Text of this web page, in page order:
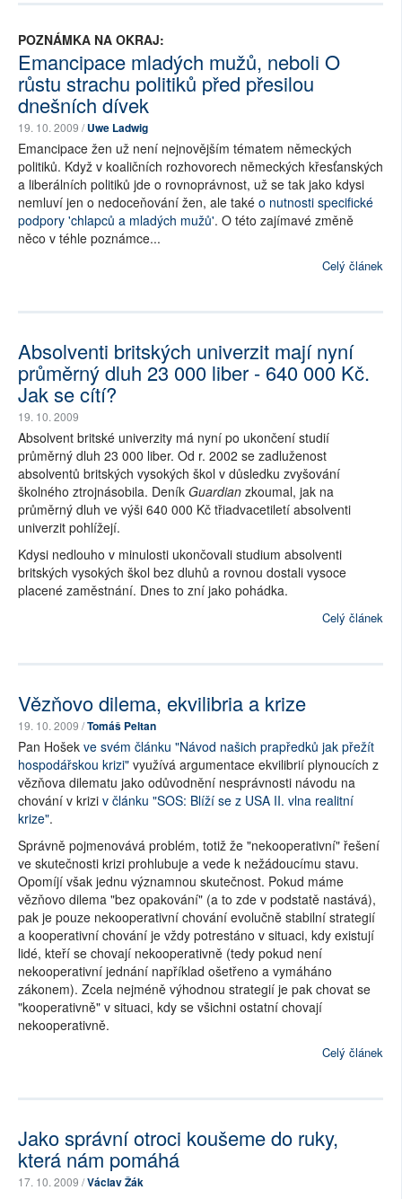
POZNÁMKA NA OKRAJ:
Emancipace mladých mužů, neboli O
růstu strachu politiků před přesilou
dnešních dívek
19. 10. 2009 /Uwe Ladwig
Emancipace žen už není nejnovějším tématem německých
politiků. Když v koaličních rozhovorech německých křesťanských
a liberálních politiků jde o rovnoprávnost, už se tak jako kdysi
nemluví jen o nedoceňování žen, ale také o nutnosti specifické
podpory 'chlapců a mladých mužů'. O této zajímavé změně
něco v téhle poznámce...
Celý článek
Absolventi britských univerzit mají nyní
průměrný dluh 23 000 liber - 640 000 Kč.
Jak se cítí?
19. 10. 2009
Absolvent britské univerzity má nyní po ukončení studií
průměrný dluh 23 000 liber. Od r. 2002 se zadluženost
absolventů britských vysokých škol v důsledku zvyšování
školného ztrojnásobila. Deník Guardian zkoumal, jak na
průměrný dluh ve výši 640 000 Kč třiadvacetiletí absolventi
univerzit pohlížejí.
Kdysi nedlouho v minulosti ukončovali studium absolventi
britských vysokých škol bez dluhů a rovnou dostali vysoce
placené zaměstnání. Dnes to zní jako pohádka.
Celý článek
Vězňovo dilema, ekvilibria a krize
19. 10. 2009 /Tomáš Peltan
Pan Hošek ve svém článku "Návod našich prapředků jak přežít
hospodářskou krizi" využívá argumentace ekvilibrií plynoucích z
vězňova dilematu jako odůvodnění nesprávnosti návodu na
chování v krizi v článku "SOS: Blíží se z USA II. vlna realitní
krize".
Správně pojmenovává problém, totiž že "nekooperativní" řešení
ve skutečnosti krizi prohlubuje a vede k nežádoucímu stavu.
Opomíjí však jednu významnou skutečnost. Pokud máme
vězňovo dilema "bez opakování" (a to zde v podstatě nastává),
pak je pouze nekooperativní chování evolučně stabilní strategií
a kooperativní chování je vždy potrestáno v situaci, kdy existují
lidé, kteří se chovají nekooperativně (tedy pokud není
nekooperativní jednání například ošetřeno a vymáháno
zákonem). Zcela nejméně výhodnou strategií je pak chovat se
"kooperativně" v situaci, kdy se všichni ostatní chovají
nekooperativně.
Celý článek
Jako správní otroci koušeme do ruky,
která nám pomáhá
17. 10. 2009 /Václav Žák